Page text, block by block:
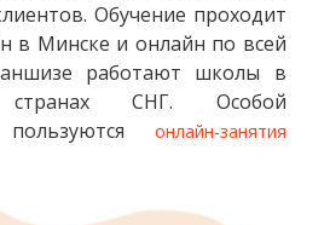
Обучение проходит
в Минске и онлайн по всей
работают школы в
СНГ. Особой
пользуются онлайн-занятия